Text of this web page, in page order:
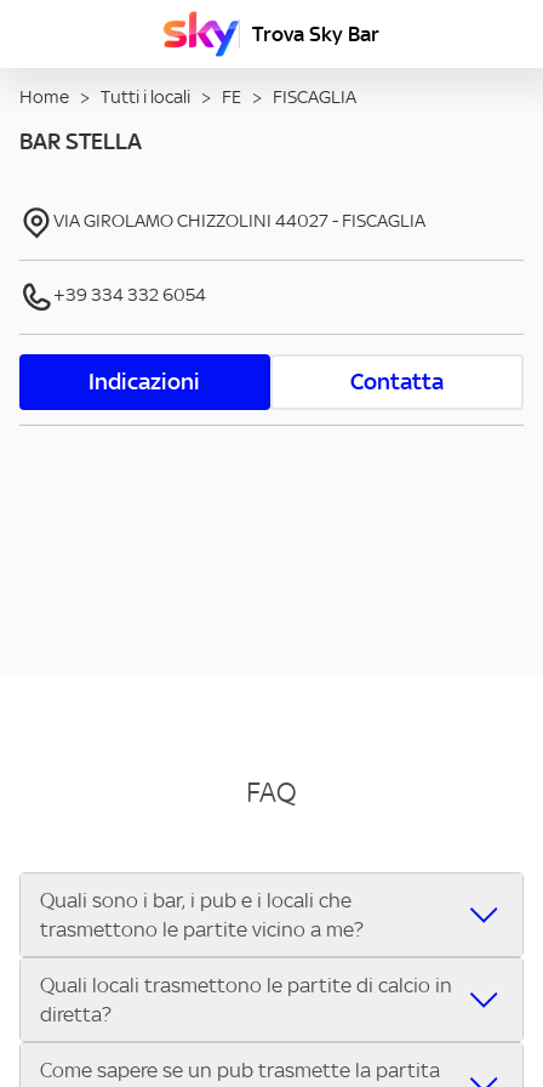
Trova Sky Bar
Home > Tutti i locali > FE > FISCAGLIA
BAR STELLA
VIA GIROLAMO CHIZZOLINI 44027- FISCAGLIA
+39 334 332 6054
Indicazioni Contatta
FAQ
Quali sono i bar, i pub e i locali che
trasmettono le partite vicino a me?
Se cerchi un bar, pub, ristorante o locale vicino a te per
vedere le partite di Serie A ENILIVE, la Serie C Sky Wifi, la
UEFA Champions League, la UEFA Europa League, la UEFA
Conference League, il Tennis, la Formula 1®, la MotoGP™ e
Quali locali trasmettono le partite di calcio in
diretta?
Vuoi sapere quali bar, pub o ristoranti mostrano le partite
Come sapere se un pub trasmette la partita